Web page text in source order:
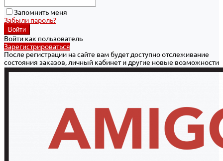
Запомнить меня
Забыли пароль?
Войти как пользователь
Зарегистрироваться
После регистрации на сайте вам будет доступно отслеживание
состояния заказов, личный кабинет и другие новые возможности